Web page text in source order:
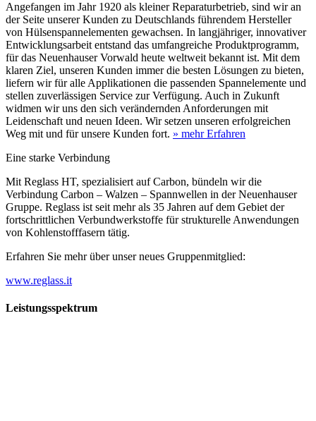
Angefangen im Jahr 1920 als kleiner Reparaturbetrieb, sind wir an
der Seite unserer Kunden zu Deutschlands führendem Hersteller
von Hülsenspannelementen gewachsen. In langjähriger, innovativer
Entwicklungsarbeit entstand das umfangreiche Produktprogramm,
für das Neuenhauser Vorwald heute weltweit bekannt ist. Mit dem
klaren Ziel, unseren Kunden immer die besten Lösungen zu bieten,
liefern wir für alle Applikationen die passenden Spannelemente und
stellen zuverlässigen Service zur Verfügung. Auch in Zukunft
widmen wir uns den sich verändernden Anforderungen mit
Leidenschaft und neuen Ideen. Wir setzen unseren erfolgreichen
Weg mit und für unsere Kunden fort. » mehr Erfahren
Eine starke Verbindung
Mit Reglass HT, spezialisiert auf Carbon, bündeln wir die
Verbindung Carbon – Walzen – Spannwellen in der Neuenhauser
Gruppe. Reglass ist seit mehr als 35 Jahren auf dem Gebiet der
fortschrittlichen Verbundwerkstoffe für strukturelle Anwendungen
von Kohlenstofffasern tätig.
Erfahren Sie mehr über unser neues Gruppenmitglied:
www.reglass.it
Leistungsspektrum